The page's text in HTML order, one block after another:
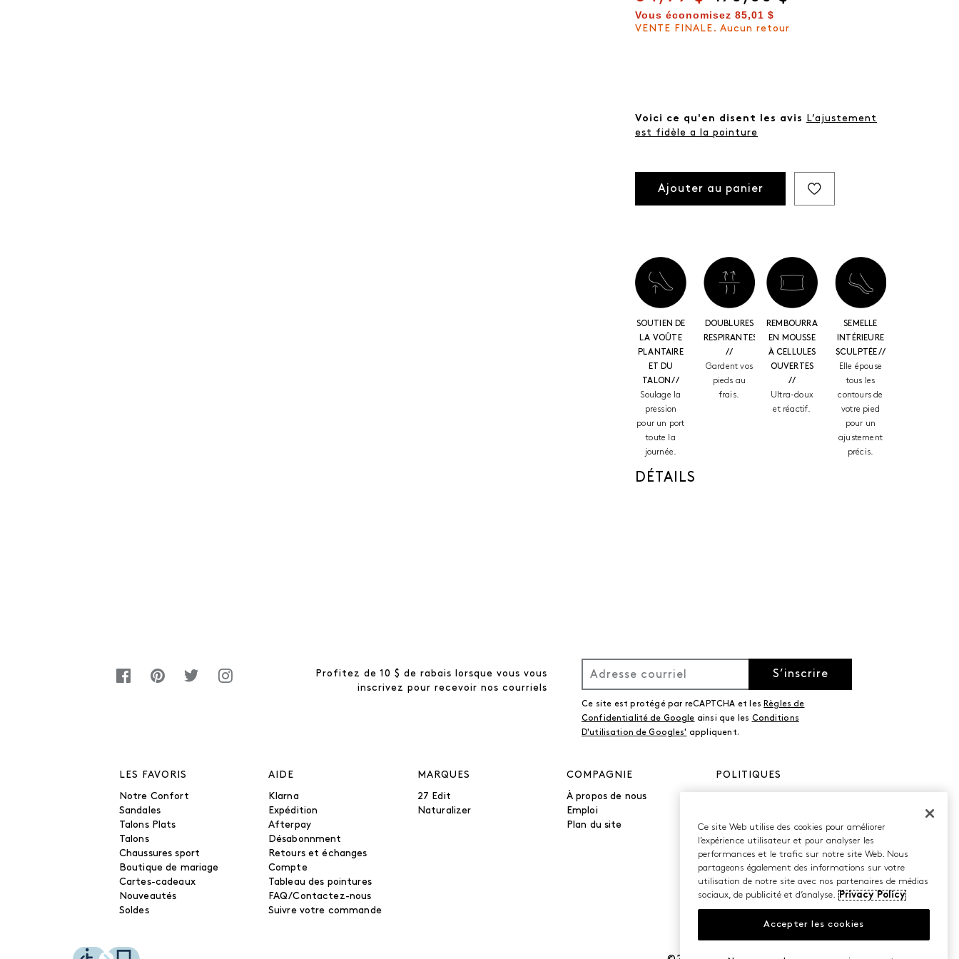
Vous économisez 85,01 $
VENTE FINALE. Aucun retour
Voici ce qu'en disent les avis L’ajustement
est fidèle a la pointure
Ajouter au panier
SOUTIEN DE
LA VOÛTE
PLANTAIRE
ET DU
TALON //
Soulage la
pression
pour un port
toute la
journée.
DOUBLURES
RESPIRANTES
//
Gardent vos
pieds au
frais.
REMBOURRAGE
EN MOUSSE
À CELLULES
OUVERTES
//
Ultra-doux
et réactif.
SEMELLE
INTÉRIEURE
SCULPTÉE //
Elle épouse
tous les
contours de
votre pied
pour un
ajustement
précis.
DÉTAILS
Profitez de 10 $ de rabais lorsque vous vous
inscrivez pour recevoir nos courriels
S’inscrire
Ce site est protégé par reCAPTCHA et les Règles de
Confidentialité de Google ainsi que les Conditions
D'utilisation de Googles' appliquent.
LES FAVORIS
Notre Confort
Sandales
Talons Plats
Talons
Chaussures sport
Boutique de mariage
Cartes-cadeaux
Nouveautés
Soldes
AIDE
Klarna
Expédition
Afterpay
Désabonnment
Retours et échanges
Compte
Tableau des pointures
FAQ/Contactez-nous
Suivre votre commande
MARQUES
27 Edit
Naturalizer
COMPAGNIE
À propos de nous
Emploi
Plan du site
POLITIQUES
Conditions d’utilisation
Accessibilité
Ce site Web utilise des cookies pour améliorer
l’expérience utilisateur et pour analyser les
performances et le trafic sur notre site Web. Nous
partageons également des informations sur votre
utilisation de notre site avec nos partenaires de médias
sociaux, de publicité et d’analyse.
Privacy Policy
Accepter les cookies